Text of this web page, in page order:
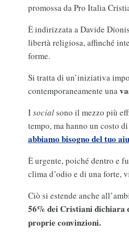
promossa da Pro Italia
È indirizzata a Davide
libertà religiosa, affinché
forme.
Si tratta di un’iniziativa
contemporaneamente una
Isocialsono il mezzo più
tempo, ma hanno un costo
abbiamo bisogno del tuo
È urgente, poiché dentro e
clima d’odio e di una forte,
Ciò si estende anche
56% dei Cristiani dichiara
proprie convinzioni.